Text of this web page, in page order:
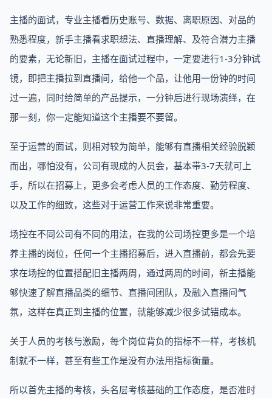
主播的面试，专业主播看历史账号、数据、离职原因、对品的
熟悉程度，新手主播看求职想法、直播理解、及符合潜力主播
的要素，无论新旧，主播在面试过程中，一定要进行1-3分钟试
镜，即把主播拉到直播间，给他一个品，让他用一份钟的时间
过一遍，同时给简单的产品提示，一分钟后进行现场演绎，在
那一刻，你一定能知道这个主播要不要留。
至于运营的面试，则相对较为简单，能够有直播相关经验脱颖
而出，哪怕没有，公司有现成的人员会，基本带3-7天就可上
手，所以在招募上，更多会考虑人员的工作态度、勤劳程度、
以及工作的细致，这些对于运营工作来说非常重要。
场控在不同公司有不同的用法，在我的公司场控更多是一个培
养主播的岗位，任何一个主播招募后，进入直播前，都会先要
求在场控的位置搭配旧主播两周，通过两周的时间，新主播能
够快速了解直播品类的细节、直播间团队，及融入直播间气
氛，这样在真正到主播的位置，就能够减少很多试错成本。
关于人员的考核与激励，每个岗位背负的指标不一样，考核机
制就不一样，甚至有些工作是没有办法用指标衡量。
所以首先主播的考核，头名层考核基础的工作态度，是否准时